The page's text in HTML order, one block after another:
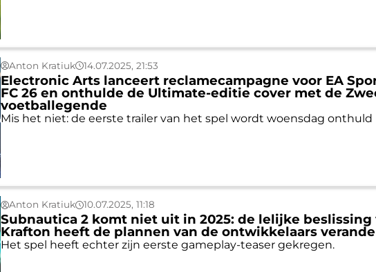
Anton Kratiuk 14.07.2025, 21:53
Electronic Arts lanceert reclamecampagne voor EA
FC 26 en onthulde de Ultimate-editie cover met de
voetballegende
Mis het niet: de eerste trailer van het spel wordt woensdag onthuld
Anton Kratiuk 10.07.2025, 11:18
Subnautica 2 komt niet uit in 2025: de lelijke beslissing
Krafton heeft de plannen van de ontwikkelaars
Het spel heeft echter zijn eerste gameplay-teaser gekregen.